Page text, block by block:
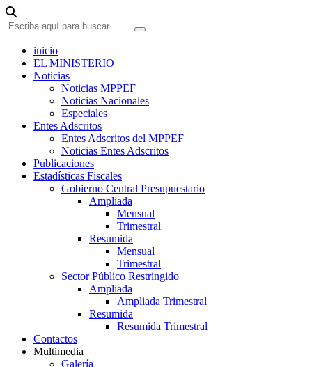
inicio
EL MINISTERIO
Noticias
Noticias MPPEF
Noticias Nacionales
Especiales
Entes Adscritos
Entes Adscritos del MPPEF
Noticias Entes Adscritos
Publicaciones
Estadísticas Fiscales
Gobierno Central Presupuestario
Ampliada
Mensual
Trimestral
Resumida
Mensual
Trimestral
Sector Público Restringido
Ampliada
Ampliada Trimestral
Resumida
Resumida Trimestral
Contactos
Multimedia
Galería